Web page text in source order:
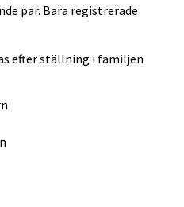
par. Bara registrerade
efter ställning i familjen